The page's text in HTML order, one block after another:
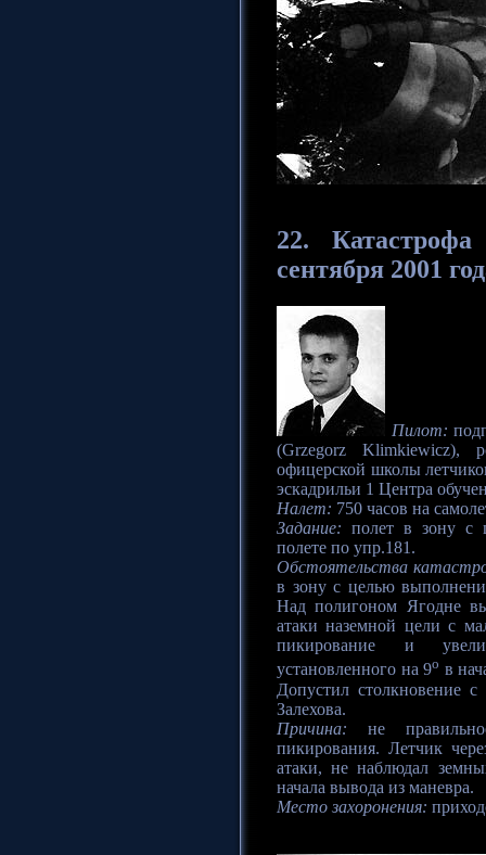
22. Катастрофа
сентября 2001
Пилот:
(Grzegorz Klimkiewicz),
офицерской школы
эскадрильи 1 Центра
Налет: 750 часов на
Задание: полет в зону с
полете по упр.181.
Обстоятельства
в зону с целью
Над полигоном Ягодне
атаки наземной цели с
пикирование и
установленного на 9o в
Допустил столкновение
Залехова.
Причина: не
пикирования. Летчик
атаки, не наблюдал
начала вывода из маневра.
Место захоронения: